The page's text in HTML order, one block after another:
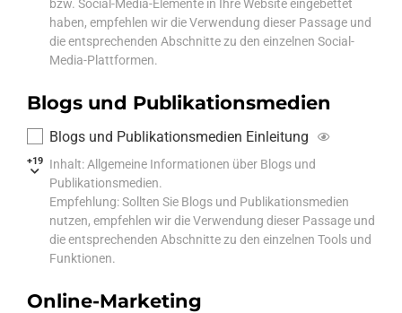
bzw. Social-Media-Elemente in Ihre Website eingebettet
haben, empfehlen wir die Verwendung dieser Passage und
die entsprechenden Abschnitte zu den einzelnen Social-
Media-Plattformen.
Blogs und Publikationsmedien
+19
Blogs und Publikationsmedien Einleitung
Inhalt: Allgemeine Informationen über Blogs und
Publikationsmedien.
Empfehlung: Sollten Sie Blogs und Publikationsmedien
nutzen, empfehlen wir die Verwendung dieser Passage und
die entsprechenden Abschnitte zu den einzelnen Tools und
Funktionen.
Online-Marketing